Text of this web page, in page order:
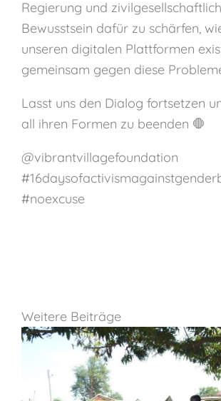
Regierung und
Bewusstsein dafür zu schärfen,
unseren digitalen Plattformen
gemeinsam gegen diese
Lasst uns den Dialog fortsetzen
all ihren Formen zu beenden 🛑
@vibrantvillagefoundation
#noexcuse
Weitere Beiträge